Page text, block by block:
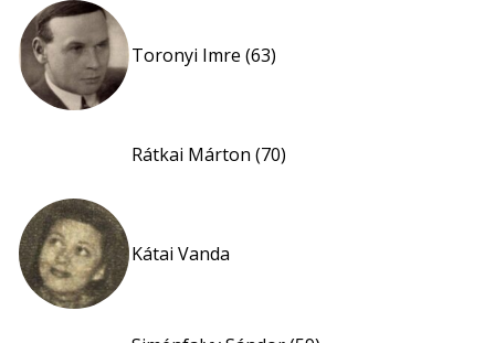
Toronyi Imre (63)
Rátkai Márton (70)
Kátai Vanda